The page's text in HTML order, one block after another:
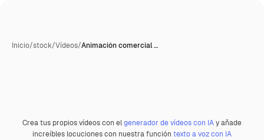
Inicio/stock/Vídeos/Animación comercial …
Premium
Crea tus propios vídeos con elgenerador de vídeos con IAy añade
increíbles locuciones con nuestra función texto a voz con IA